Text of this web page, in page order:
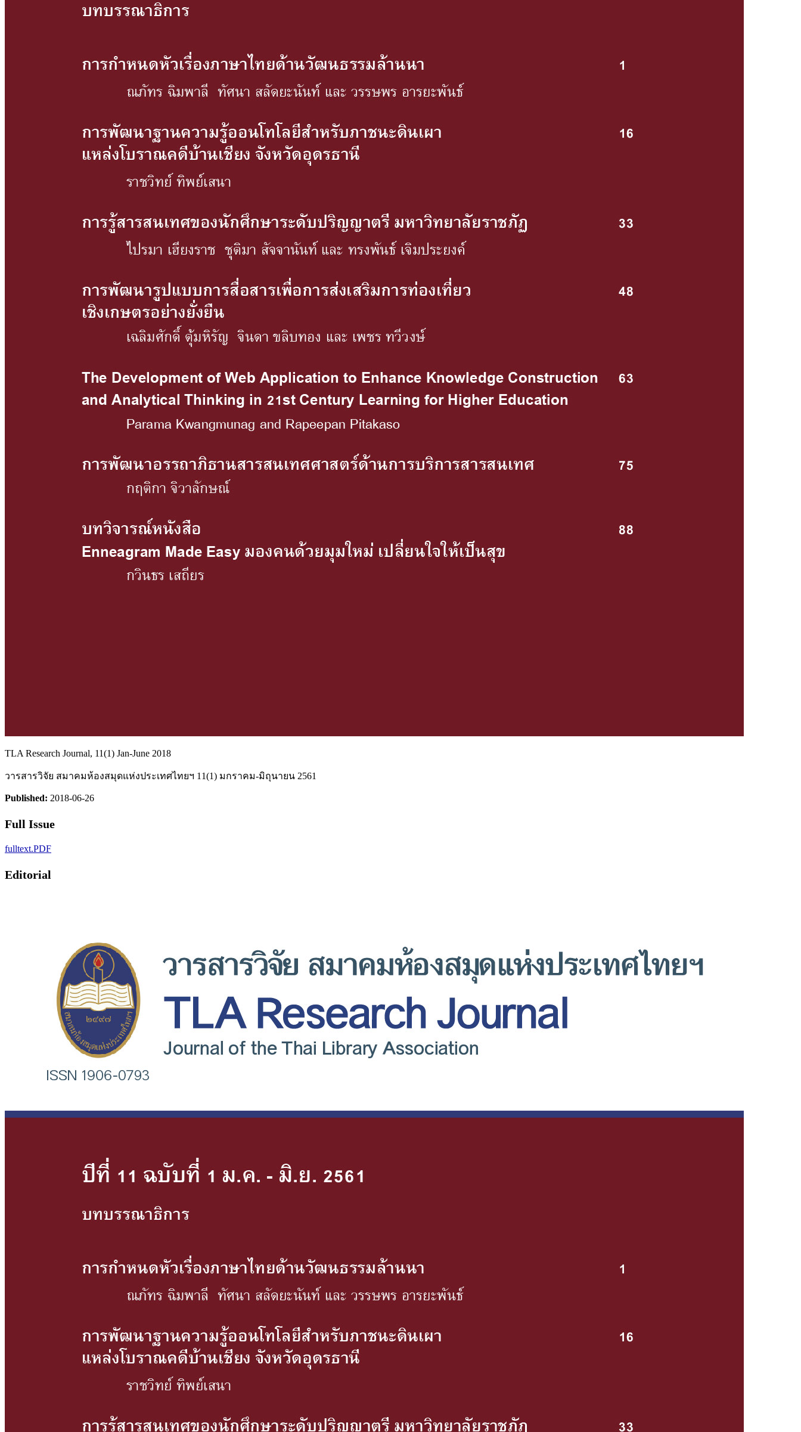
TLA Research Journal, 11(1) Jan-June 2018
วารสารวิจัย สมาคมห้องสมุดแห่งประเทศไทยฯ 11(1) มกราคม-มิถุนายน 2561
Published: 2018-06-26
Full Issue
fulltext.PDF
Editorial